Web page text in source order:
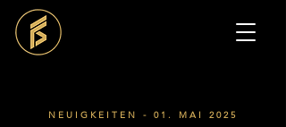
NEUIGKEITEN - 01. MAI 2025